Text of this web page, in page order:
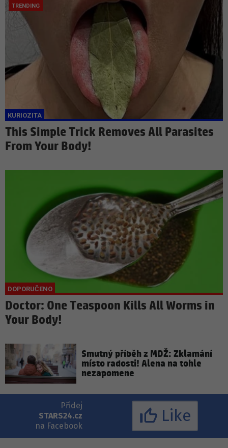
This Simple Trick Removes All Parasites
From Your Body!
Doctor: One Teaspoon Kills All Worms in
Your Body!
Smutný příběh z MDŽ: Zklamání
místo radosti! Alena na tohle
nezapomene
Přidej
STARS24.cz
na Facebook
Like